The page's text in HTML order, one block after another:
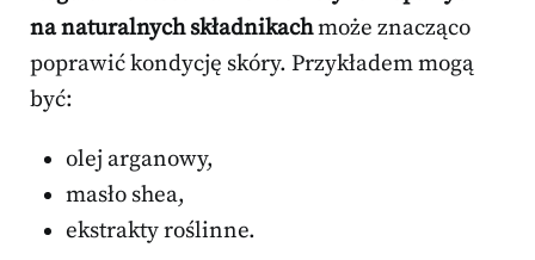
na naturalnych składnikachmoże znacząco
poprawić kondycję skóry. Przykładem mogą
być:
olej arganowy,
masło shea,
ekstrakty roślinne.